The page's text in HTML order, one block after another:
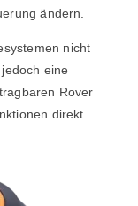
ändern.
nicht
eine
Rover
direkt